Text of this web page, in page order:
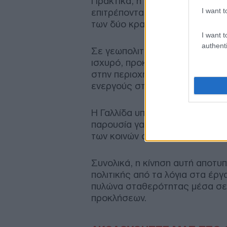
I want
I want
επιτρέποντας την ταχύτατη
των δύο κρατών σε περιόδους
Σε γεωπολιτικό επίπεδο, η
ισχυρό, προκεχωρημένο κόμβο
στην περιοχή, ενώ παράλληλα
ενεργούς στρατιωτικούς
Η Γαλλίδα υπουργός εξήρε τον
παρουσία γαλλικών πολεμικών
των κοινών αεροναυτικών
Συνολικά, η κίνηση αυτή
πολιτικής από τα λόγια στα
πυλώνα σταθερότητας μέσα σε
προκλήσεων.